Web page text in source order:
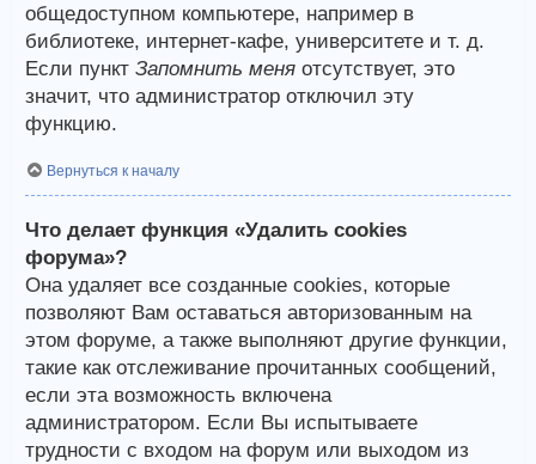
общедоступном компьютере, например в
библиотеке, интернет-кафе, университете и т. д.
Если пункт Запомнить меня отсутствует, это
значит, что администратор отключил эту
функцию.
Вернуться к началу
Что делает функция «Удалить cookies
форума»?
Она удаляет все созданные cookies, которые
позволяют Вам оставаться авторизованным на
этом форуме, а также выполняют другие функции,
такие как отслеживание прочитанных сообщений,
если эта возможность включена
администратором. Если Вы испытываете
трудности с входом на форум или выходом из